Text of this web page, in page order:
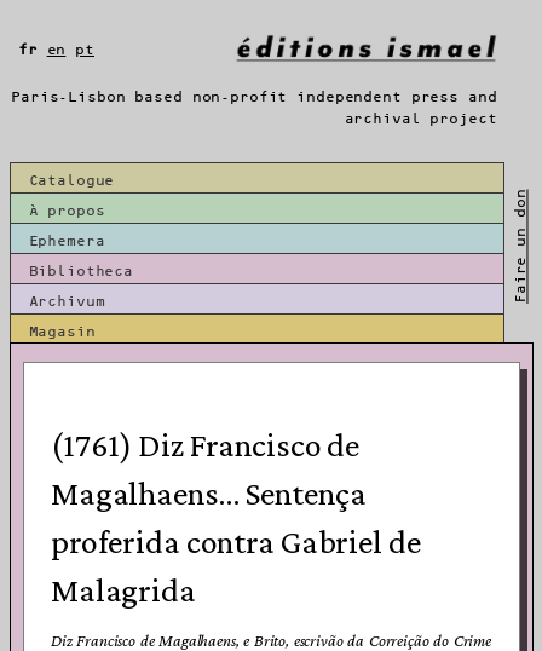
Paris-Lisbon based non-profit independent press and
archival project
Catalogue
À propos
Ephemera
Bibliotheca
Archivum
Magasin
Faire un don
fr en pt
(1761) Diz Francisco de
Magalhaens… Sentença
proferida contra Gabriel de
Malagrida
Diz Francisco de Magalhaens, e Brito, escrivão da Correição do Crime